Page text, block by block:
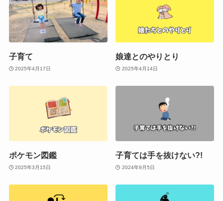
子育て
2025年4月17日
娘達とのやりとり
2025年4月14日
ポケモン図鑑
2025年3月15日
子育ては手を抜けない?!
2024年9月5日